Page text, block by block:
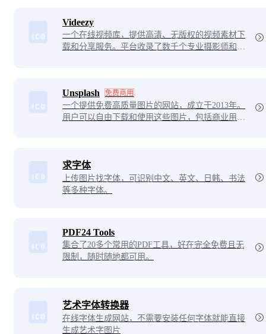
Videezy
一个在线视频库，提供高清、无版权的视频素材下
载和分享服务。平台收录了数千个专业摄影师和爱
材与其他用户分享。
Unsplash 免费商用
一个提供免费高质量图片的网站，成立于2013年。
用户可以自由下载和使用这些图片，包括商业用
求字体
上传图片找字体，可识别中文、英文、日韩、书法
等多种字体。
PDF24 Tools
集合了20多个常用的PDF工具，好在完全免费且无
限制，随时随地都可用。
艺术字体转换器
在线字体生成网站，不需要安装任何字体就能直接
生成艺术字图片